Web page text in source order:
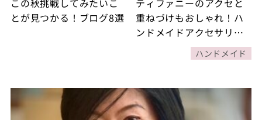
この秋挑戦してみたいこ
とが見つかる！ブログ8選
ティファニーのアクセと
重ねづけもおしゃれ！ハ
ンドメイドアクセサリー
熱が再燃しています
ハンドメイド